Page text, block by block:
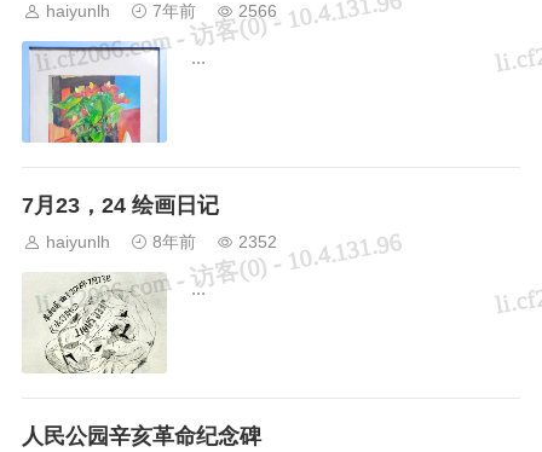
haiyunlh 7年前 2566
...
7月23，24 绘画日记
haiyunlh 8年前 2352
...
人民公园辛亥革命纪念碑